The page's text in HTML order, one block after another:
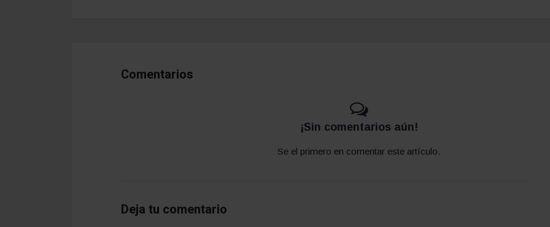
Comentarios
¡Sin comentarios aún!
Se el primero en comentar este artículo.
Deja tu comentario